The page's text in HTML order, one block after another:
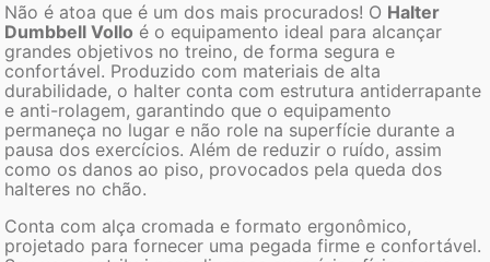
Não é atoa que é um dos mais procurados! O Halter
Dumbbell Vollo é o equipamento ideal para alcançar
grandes objetivos no treino, de forma segura e
confortável. Produzido com materiais de alta
durabilidade, o halter conta com estrutura antiderrapante
e anti-rolagem, garantindo que o equipamento
permaneça no lugar e não role na superfície durante a
pausa dos exercícios. Além de reduzir o ruído, assim
como os danos ao piso, provocados pela queda dos
halteres no chão.
Conta com alça cromada e formato ergonômico,
projetado para fornecer uma pegada firme e confortável.